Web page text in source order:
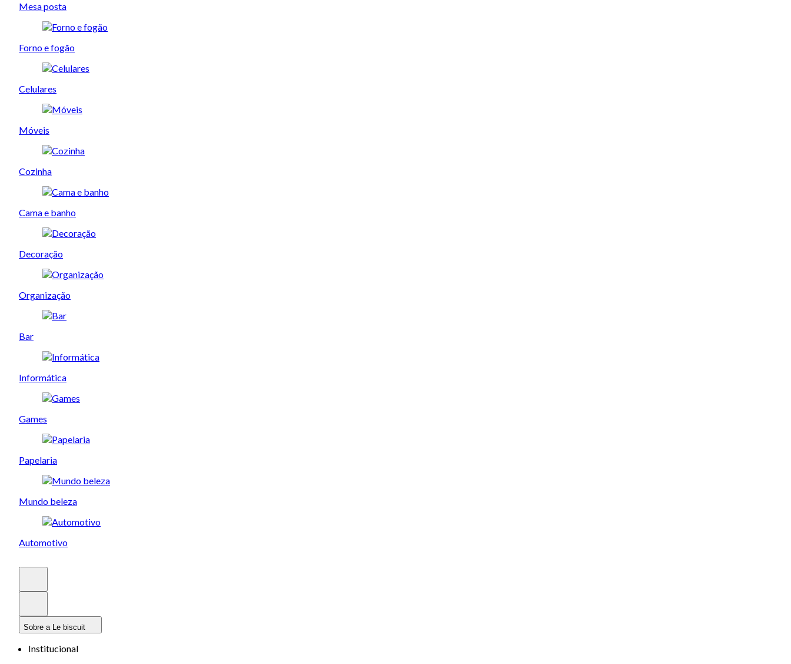
Mesa posta
Forno e fogão
Celulares
Móveis
Cozinha
Cama e banho
Decoração
Organização
Bar
Informática
Games
Papelaria
Mundo beleza
Automotivo
Sobre a Le biscuit
Institucional